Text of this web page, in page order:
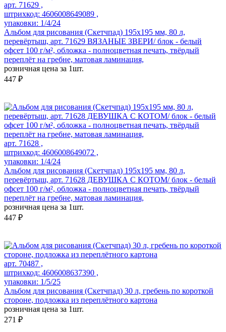
арт. 71629 ,
штрихкод: 4606008649089 ,
упаковки: 1/4/24
Альбом для рисования (Скетчпад) 195x195 мм, 80 л,
перевёртыш, арт. 71629 ВЯЗАНЫЕ ЗВЕРИ/ блок - белый
офсет 100 г/м², обложка - полноцветная печать, твёрдый
переплёт на гребне, матовая ламинация,
розничная цена за 1шт.
447 ₽
арт. 71628 ,
штрихкод: 4606008649072 ,
упаковки: 1/4/24
Альбом для рисования (Скетчпад) 195x195 мм, 80 л,
перевёртыш, арт. 71628 ДЕВУШКА С КОТОМ/ блок - белый
офсет 100 г/м², обложка - полноцветная печать, твёрдый
переплёт на гребне, матовая ламинация,
розничная цена за 1шт.
447 ₽
арт. 70487 ,
штрихкод: 4606008637390 ,
упаковки: 1/5/25
Альбом для рисования (Скетчпад) 30 л, гребень по короткой
стороне, подложка из переплётного картона
розничная цена за 1шт.
271 ₽